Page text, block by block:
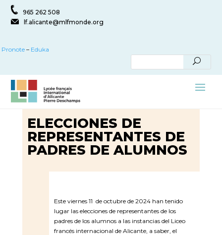
965 262 508
lf.alicante@mlfmonde.org
Pronote – Eduka
ELECCIONES DE
REPRESENTANTES DE
PADRES DE ALUMNOS
Este viernes 11 de octubre de 2024 han tenido
lugar las elecciones de representantes de los
padres de los alumnos a las instancias del Liceo
francés internacional de Alicante, a saber, el